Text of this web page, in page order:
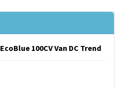
100CV Van DC Trend